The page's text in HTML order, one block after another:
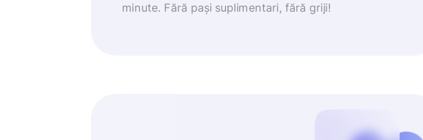
minute. Fără pași suplimentari, fără griji!